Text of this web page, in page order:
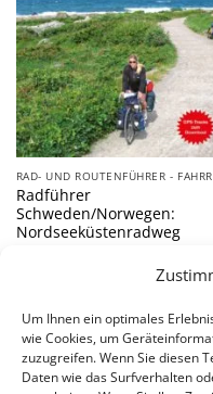
Um Ihnen ein optimales
wie Cookies, um
zuzugreifen. Wenn Sie diesen
Daten wie das Surfverhalten
Radführer
Schweden/Norwegen:
Nordseeküstenradweg